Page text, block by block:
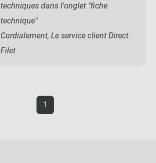
techniques dans l'onglet "fiche
technique"
Cordialement, Le service client Direct
Filet
1